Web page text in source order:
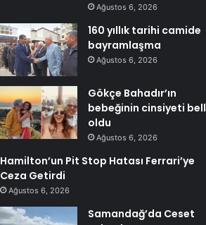
Ağustos 6, 2026
160 yıllık tarihi camide
bayramlaşma
Ağustos 6, 2026
Gökçe Bahadır’ın
bebeğinin cinsiyeti
oldu
Ağustos 6, 2026
Hamilton’un Pit Stop Hatası Ferrari’ye
Ceza Getirdi
Ağustos 6, 2026
Samandağ’da Ceset